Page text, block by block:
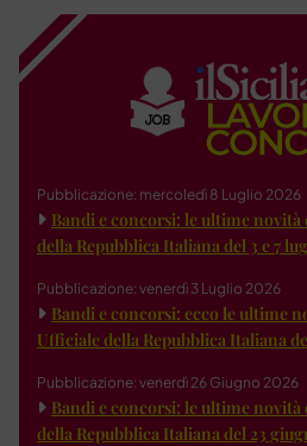
Pubblicazione: mercoledì 8 Luglio 2026
Bandi e concorsi: le ultime novità
della Repubblica Italiana del 3 e 7
Pubblicazione: venerdì 3 Luglio 2026
Bandi e concorsi: ecco le ultime
Ufficiale della Repubblica Italiana
Pubblicazione: venerdì 26 Giugno 2026
Bandi e concorsi: le ultime novità
della Repubblica Italiana del 23